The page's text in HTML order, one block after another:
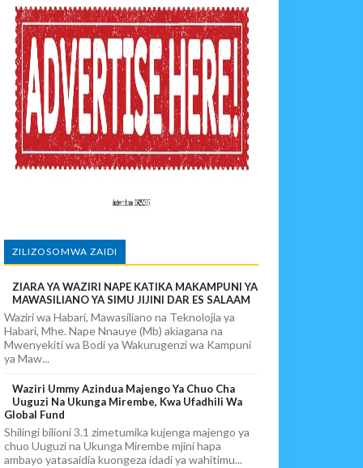
EACOP
88
ZILIZOSOMWA ZAIDI
ZIARA YA WAZIRI NAPE KATIKA MAKAMPUNI YA
MAWASILIANO YA SIMU JIJINI DAR ES SALAAM
Waziri wa Habari, Mawasiliano na Teknolojia ya
Habari, Mhe. Nape Nnauye (Mb) akiagana na
Mwenyekiti wa Bodi ya Wakurugenzi wa Kampuni
ya Maw...
Waziri Ummy Azindua Majengo Ya Chuo Cha
Uuguzi Na Ukunga Mirembe, Kwa Ufadhili Wa
Global Fund
Shilingi bilioni 3.1 zimetumika kujenga majengo ya
chuo Uuguzi na Ukunga Mirembe mjini hapa
ambayo yatasaidia kuongeza idadi ya wahitimu...